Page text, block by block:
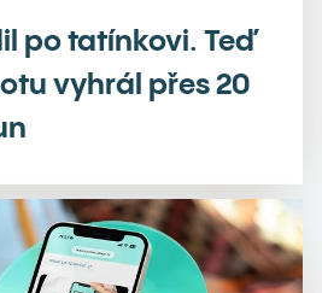
po tatínkovi. Teď
vyhrál přes 20